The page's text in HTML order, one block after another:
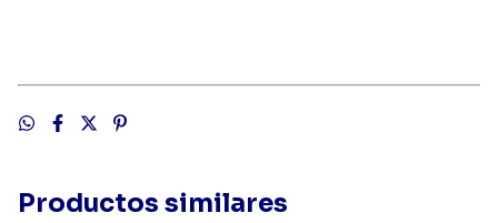
Productos similares